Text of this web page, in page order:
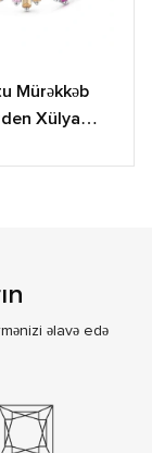
Mürəkkəb
Xülya
əlavə edə